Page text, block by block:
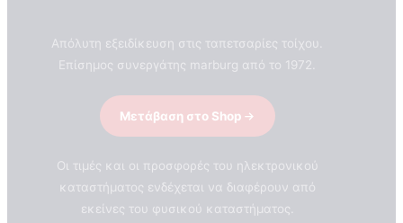
Απόλυτη εξειδίκευση στις ταπετσαρίες τοίχου.
Επίσημος συνεργάτης marburg από το 1972.
Μετάβαση στο Shop
Οι τιμές και οι προσφορές του ηλεκτρονικού
καταστήματος ενδέχεται να διαφέρουν από
εκείνες του φυσικού καταστήματος.